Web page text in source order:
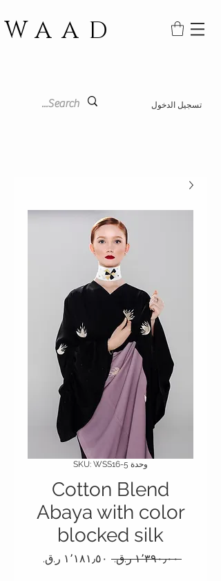
WAAD
تسجيل الدخول
وحدة SKU: WSS16-5
Cotton Blend
Abaya with color
blocked silk
‏١٬٣٩٠٫٠٠ ر.ق.‏ سعر عادي